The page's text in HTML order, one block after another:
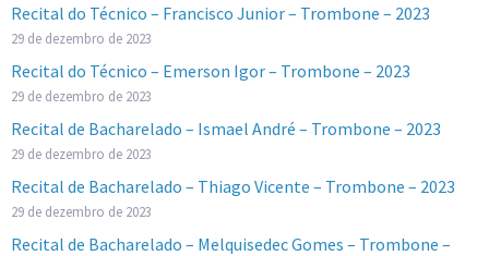
Recital do Técnico – Francisco Junior – Trombone – 2023
29 de dezembro de 2023
Recital do Técnico – Emerson Igor – Trombone – 2023
29 de dezembro de 2023
Recital de Bacharelado – Ismael André – Trombone – 2023
29 de dezembro de 2023
Recital de Bacharelado – Thiago Vicente – Trombone – 2023
29 de dezembro de 2023
Recital de Bacharelado – Melquisedec Gomes – Trombone –